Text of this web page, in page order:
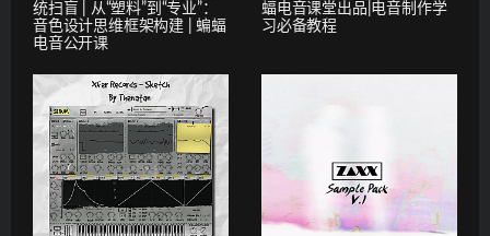
统扫盲 | 从“塑料”到“专业”：
音色设计思维框架构建 | 蝙蝠
电音公开课
蝠电音课堂出品|电音制作学
习必备教程